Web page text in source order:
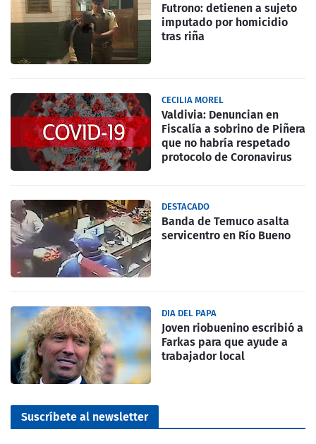
Futrono: detienen a sujeto
imputado por homicidio
tras riña
CECILIA MOREL
Valdivia: Denuncian en
Fiscalía a sobrino de Piñera
que no habría respetado
protocolo de Coronavirus
DESTACADO
Banda de Temuco asalta
servicentro en Río Bueno
DIA DEL PAPA
Joven riobuenino escribió a
Farkas para que ayude a
trabajador local
Suscríbete al newsletter